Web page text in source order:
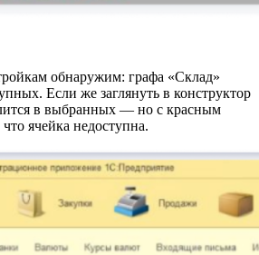
обнаружим: графа «Склад»
Если же заглянуть в конструктор
в выбранных — но с красным
ячейка недоступна.